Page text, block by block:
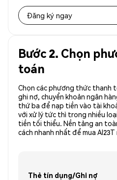
Đăng ký ngay
Bước 2. Chọn
toán
Chọn các phương thức thanh
ghi nợ, chuyển khoản ngân
thứ ba để nạp tiền vào tài
với xử lý tức thì trong nhiều
tiền tối thiểu. Nền tảng an
cách nhanh nhất để mua
Thẻ tín dụng/Ghi nợ